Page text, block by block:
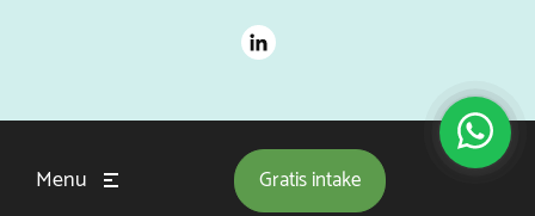
Menu Gratisintake